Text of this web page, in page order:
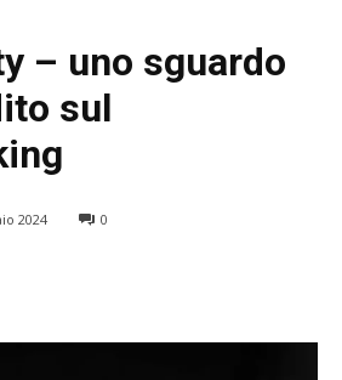
– uno sguardo
sul
2024 0